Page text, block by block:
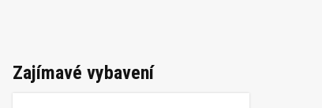
Zajímavé vybavení